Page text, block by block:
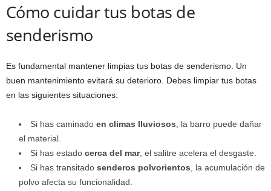
Cómo cuidar tus botas de
senderismo
Es fundamental mantener limpias tus botas de senderismo. Un
buen mantenimiento evitará su deterioro. Debes limpiar tus botas
en las siguientes situaciones:
Si has caminado en climas lluviosos , la barro puede dañar
el material.
Si has estado cerca del mar, el salitre acelera el desgaste.
Si has transitado senderos polvorientos , la acumulación de
polvo afecta su funcionalidad.